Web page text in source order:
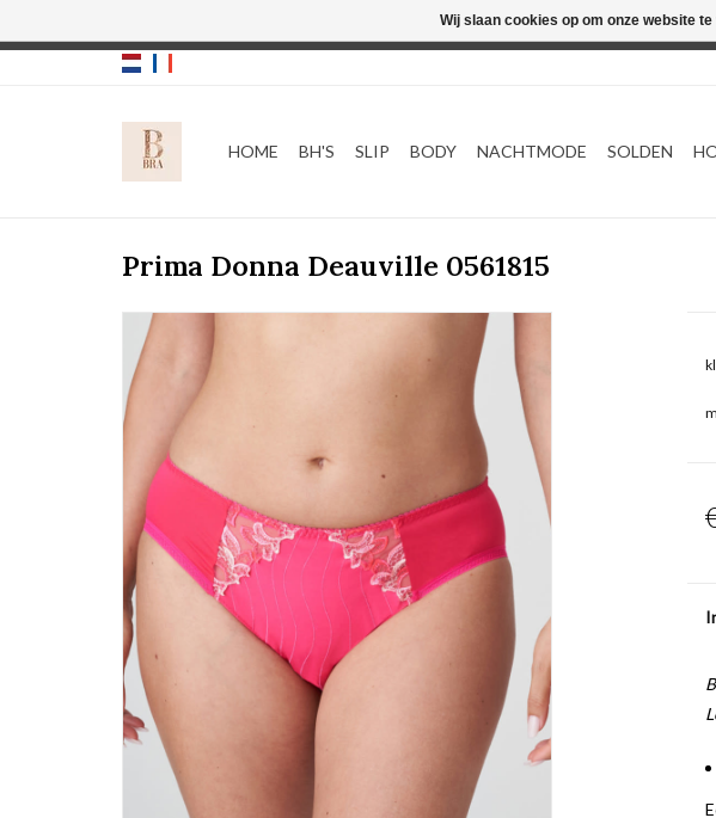
HOME BH'S SLIP BODY NACHTMODE SOLDEN
Prima Donna Deauville 0561815
Wij slaan cookies op om onze website